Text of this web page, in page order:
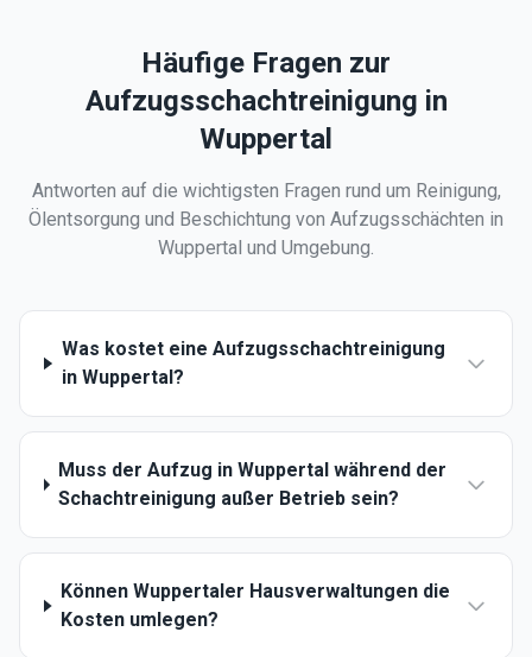
Häufige Fragen zur
Aufzugsschachtreinigung in
Wuppertal
Antworten auf die wichtigsten Fragen rund um Reinigung,
Ölentsorgung und Beschichtung von Aufzugsschächten in
Wuppertal und Umgebung.
Was kostet eine Aufzugsschachtreinigung
in Wuppertal?
Muss der Aufzug in Wuppertal während der
Schachtreinigung außer Betrieb sein?
Können Wuppertaler Hausverwaltungen die
Kosten umlegen?